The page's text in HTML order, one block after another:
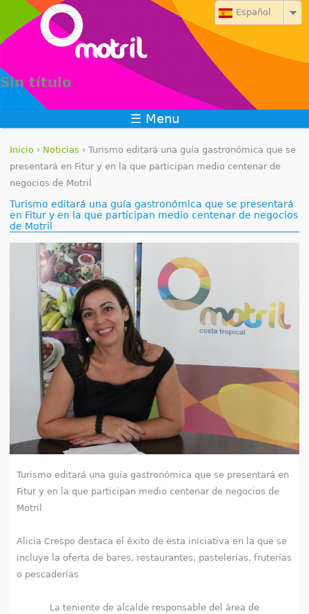
Jump to navigation
Sin título
Español
☰ Menu
S
e
s
e
d
Inicio › Noticias ›Turismo editará una guía gastronómica que se
presentará en Fitur y en la que participan medio centenar de
negocios de Motril
Turismo editará una guía gastronómica que se presentará
en Fitur y en la que participan medio centenar de negocios
de Motril
Turismo editará una guía gastronómica que se presentará en
Fitur y en la que participan medio centenar de negocios de
Motril
Alicia Crespo destaca el éxito de esta iniciativa en la que se
incluye la oferta de bares, restaurantes, pastelerías, fruterías
o pescaderías
La teniente de alcalde responsable del área de